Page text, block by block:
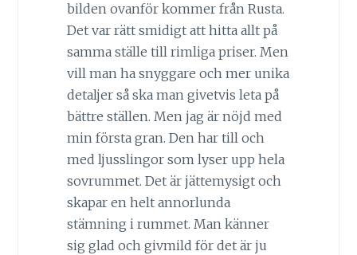
bilden ovanför kommer från Rusta.
Det var rätt smidigt att hitta allt på
samma ställe till rimliga priser. Men
vill man ha snyggare och mer unika
detaljer så ska man givetvis leta på
bättre ställen. Men jag är nöjd med
min första gran. Den har till och
med ljusslingor som lyser upp hela
sovrummet. Det är jättemysigt och
skapar en helt annorlunda
stämning i rummet. Man känner
sig glad och givmild för det är ju